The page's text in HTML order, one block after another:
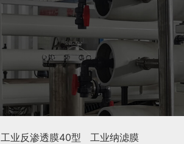
工业反渗透膜40型 工业纳滤膜